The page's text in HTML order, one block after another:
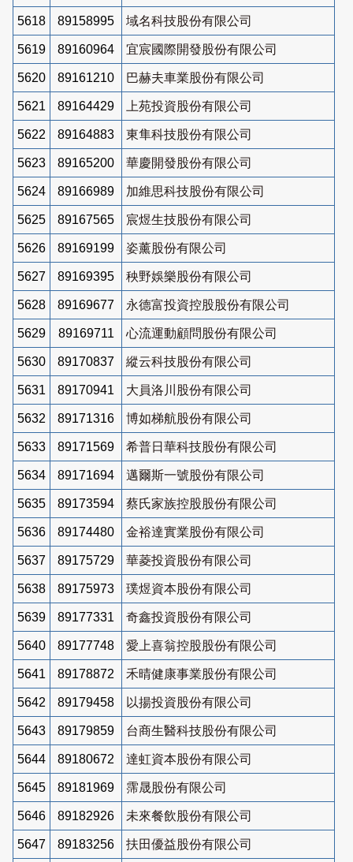
5618 89158995 域名科技股份有限公司
5619 89160964 宜宸國際開發股份有限公司
5620 89161210 巴赫夫車業股份有限公司
5621 89164429 上苑投資股份有限公司
5622 89164883 東隼科技股份有限公司
5623 89165200 華慶開發股份有限公司
5624 89166989 加維思科技股份有限公司
5625 89167565 宸煜生技股份有限公司
5626 89169199 姿薰股份有限公司
5627 89169395 秧野娛樂股份有限公司
5628 89169677 永德富投資控股股份有限公司
5629 89169711 心流運動顧問股份有限公司
5630 89170837 縱云科技股份有限公司
5631 89170941 大員洛川股份有限公司
5632 89171316 博如梯航股份有限公司
5633 89171569 希普日華科技股份有限公司
5634 89171694 邁爾斯一號股份有限公司
5635 89173594 蔡氏家族控股股份有限公司
5636 89174480 金裕達實業股份有限公司
5637 89175729 華菱投資股份有限公司
5638 89175973 璞煜資本股份有限公司
5639 89177331 奇鑫投資股份有限公司
5640 89177748 愛上喜翁控股股份有限公司
5641 89178872 禾晴健康事業股份有限公司
5642 89179458 以揚投資股份有限公司
5643 89179859 台商生醫科技股份有限公司
5644 89180672 達虹資本股份有限公司
5645 89181969 霈晟股份有限公司
5646 89182926 未來餐飲股份有限公司
5647 89183256 扶田優益股份有限公司